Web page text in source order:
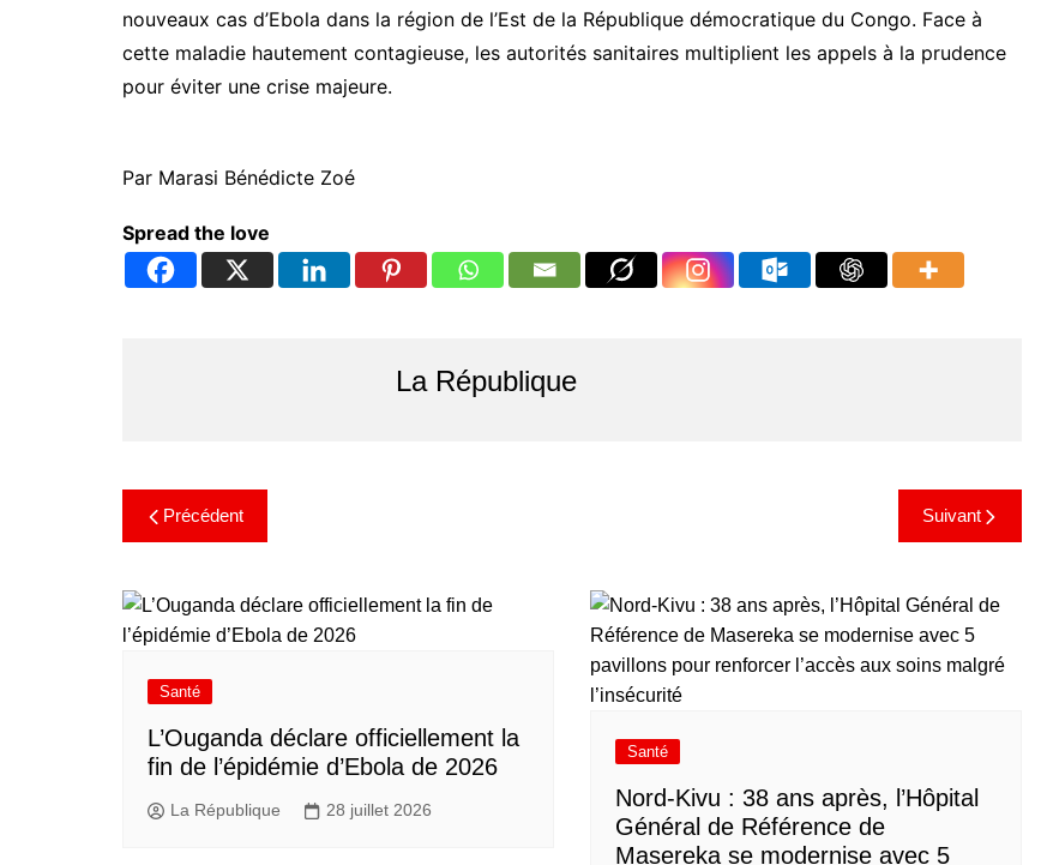
nouveaux cas d’Ebola dans la région de l’Est de la République démocratique du Congo. Face à
cette maladie hautement contagieuse, les autorités sanitaires multiplient les appels à la prudence
pour éviter une crise majeure.
Par Marasi Bénédicte Zoé
Spread the love
La République
Précédent Suivant
Santé
L’Ouganda déclare officiellement la
fin de l’épidémie d’Ebola de 2026
La République 28 juillet 2026
Santé
Nord-Kivu : 38 ans après, l’Hôpital
Général de Référence de
Masereka se modernise avec 5